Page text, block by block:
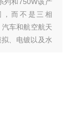
而不是三相
车和航空航天
、电镀以及水